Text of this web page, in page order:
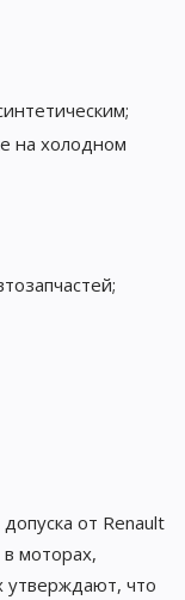
на холодном
от Renault
в моторах,
утверждают, что